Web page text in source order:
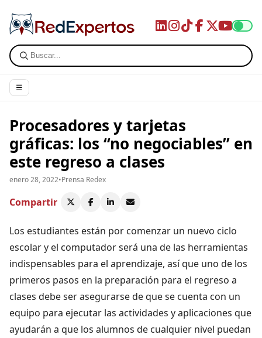
☰
Procesadores y tarjetas
gráficas: los “no negociables” en
este regreso a clases
enero 28, 2022•Prensa Redex
Compartir
Los estudiantes están por comenzar un nuevo ciclo
escolar y el computador será una de las herramientas
indispensables para el aprendizaje, así que uno de los
primeros pasos en la preparación para el regreso a
clases debe ser asegurarse de que se cuenta con un
equipo para ejecutar las actividades y aplicaciones que
ayudarán a que los alumnos de cualquier nivel puedan